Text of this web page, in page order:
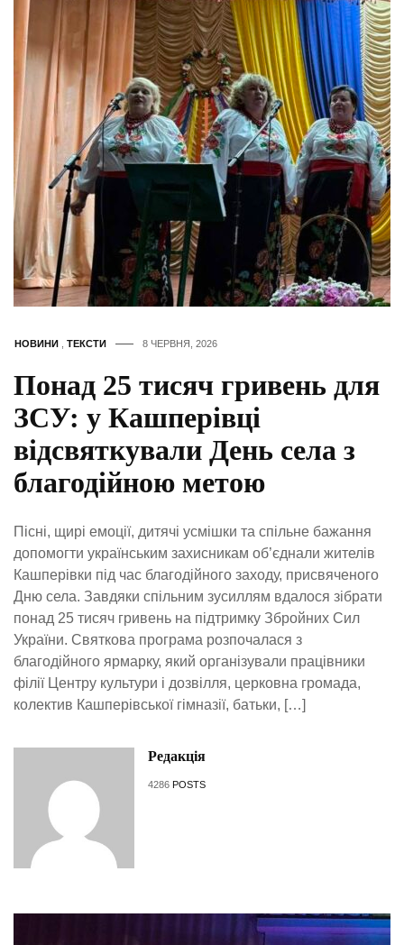
НОВИНИ ТЕКСТИ 8 ЧЕРВНЯ, 2026
Понад 25 тисяч гривень для
ЗСУ: у Кашперівці
відсвяткували День села з
благодійною метою
Пісні, щирі емоції, дитячі усмішки та спільне бажання
допомогти українським захисникам об’єднали жителів
Кашперівки під час благодійного заходу, присвяченого
Дню села. Завдяки спільним зусиллям вдалося зібрати
понад 25 тисяч гривень на підтримку Збройних Сил
України. Святкова програма розпочалася з
благодійного ярмарку, який організували працівники
філії Центру культури і дозвілля, церковна громада,
колектив Кашперівської гімназії, батьки, […]
Редакція
4286 POSTS